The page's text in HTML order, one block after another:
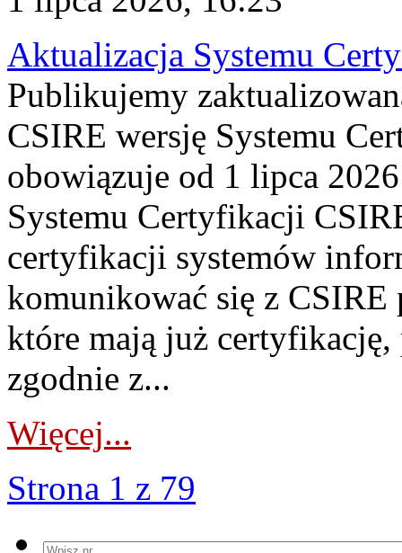
Aktualizacja Systemu
Publikujemy
CSIRE wersję Systemu
obowiązuje od 1 lipca
Systemu Certyfikacji
certyfikacji systemów
komunikować się z
które mają już
zgodnie z...
Więcej...
Strona 1 z 79